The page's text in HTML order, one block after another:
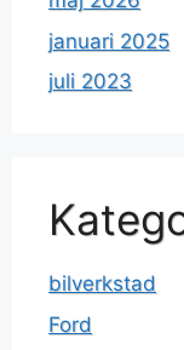
januari 2025
juli 2023
bilverkstad
Ford